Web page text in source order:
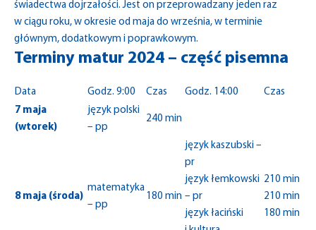
świadectwa dojrzałości. Jest on przeprowadzany jeden raz
w ciągu roku, w okresie od maja do września, w terminie
głównym, dodatkowym i poprawkowym.
Terminy matur 2024 – część pisemna
Data Godz. 9:00 Czas Godz. 14:00
Czas
7 maja
(wtorek)
język polski
– pp
240 min
8 maja (środa)
matematyka
– pp
180 min
język kaszubski –
pr
język łemkowski
– pr
język łaciński
210 min
210 min
180 min